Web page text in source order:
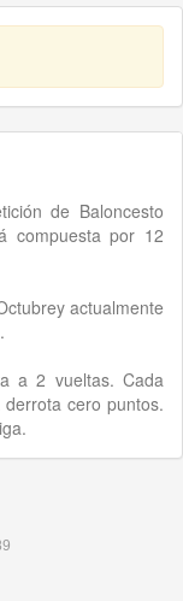
de Baloncesto
compuesta por 12
actualmente
a 2 vueltas. Cada
cero puntos.